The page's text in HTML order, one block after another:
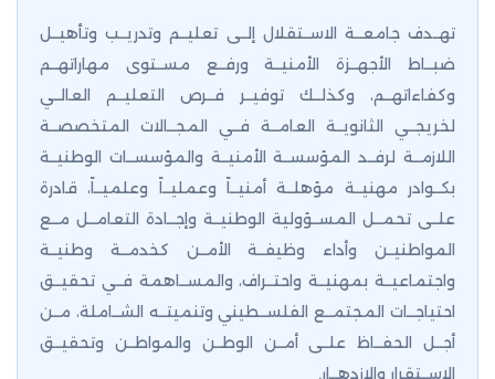
تهــدف جامعــة الاســتقلال إلــى تعليــم وتدريــب وتأهيــل
ضبــاط الأجهــزة الأمنيــة ورفــع مســتوى مهاراتهــم
وكفاءاتهــم، وكذلــك توفيــر فــرص التعليــم العالــي
لخريجــي الثانويــة العامــة فــي المجــالات المتخصصــة
اللازمــة لرفــد المؤسســة الأمنيــة والمؤسســات الوطنيــة
بكــوادر مهنيــة مؤهلــة أمنيــاً وعمليــاً وعلميــاً، قادرة
علــى تحمــل المســؤولية الوطنيــة وإجــادة التعامــل مــع
المواطنيــن وأداء وظيفــة الأمــن كخدمــة وطنيــة
واجتماعيــة بمهنيــة واحتــراف، والمســاهمة فــي تحقيــق
احتياجــات المجتمــع الفلســطيني وتنميتــه الشــاملة، مــن
أجــل الحفــاظ علــى أمــن الوطــن والمواطــن وتحقيــق
الاســتقرار والازدهــار.